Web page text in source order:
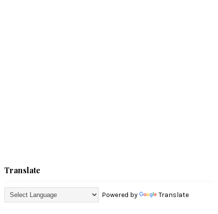
Translate
Powered by Translate